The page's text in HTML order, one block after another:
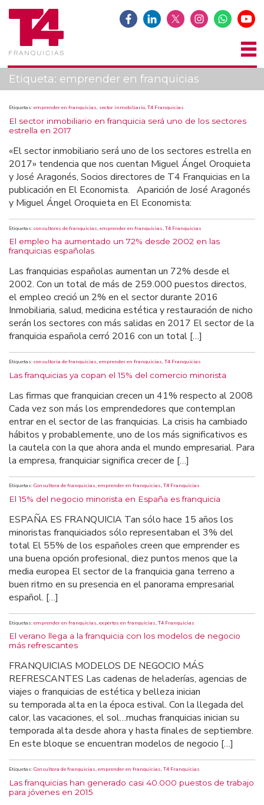
Etiqueta: emprender en franquicias
Etiquetas:emprender en franquicias, sector inmobiliario,T4 Franquicias
El sector inmobiliario en franquicia será uno de los sectores
estrella en 2017
«El sector inmobiliario será uno de los sectores estrella en
2017» tendencia que nos cuentan Miguel Ángel Oroquieta
y José Aragonés, Socios directores de T4 Franquicias en la
publicación en El Economista. Aparición de José Aragonés
y Miguel Ángel Oroquieta en El Economista:
Etiquetas:consultores de franquicias,emprender en franquicias,T4 Franquicias
El empleo ha aumentado un 72% desde 2002 en las
franquicias españolas
Las franquicias españolas aumentan un 72% desde el
2002. Con un total de más de 259.000 puestos directos,
el empleo creció un 2% en el sector durante 2016
Inmobiliaria, salud, medicina estética y restauración de nicho
serán los sectores con más salidas en 2017 El sector de la
franquicia española cerró 2016 con un total […]
Etiquetas:consultoria de franquicias,emprender en franquicias,T4 Franquicias
Las franquicias ya copan el 15% del comercio minorista
Las firmas que franquician crecen un 41% respecto al 2008
Cada vez son más los emprendedores que contemplan
entrar en el sector de las franquicias. La crisis ha cambiado
hábitos y probablemente, uno de los más significativos es
la cautela con la que ahora anda el mundo empresarial. Para
la empresa, franquiciar significa crecer de […]
Etiquetas:Consultora de franquicias,emprender en franquicias,T4 Franquicias
El 15% del negocio minorista en España es franquicia
ESPAÑA ES FRANQUICIA Tan sólo hace 15 años los
minoristas franquiciados sólo representaban el 3% del
total El 55% de los españoles creen que emprender es
una buena opción profesional, diez puntos menos que la
media europea El sector de la franquicia gana terreno a
buen ritmo en su presencia en el panorama empresarial
español. […]
Etiquetas:emprender en franquicias,expertos en franquicias,T4 Franquicias
El verano llega a la franquicia con los modelos de negocio
más refrescantes
FRANQUICIAS MODELOS DE NEGOCIO MÁS
REFRESCANTES Las cadenas de heladerías, agencias de
viajes o franquicias de estética y belleza inician
su temporada alta en la época estival. Con la llegada del
calor, las vacaciones, el sol…muchas franquicias inician su
temporada alta desde ahora y hasta finales de septiembre.
En este bloque se encuentran modelos de negocio […]
Etiquetas:Consultora de franquicias,emprender en franquicias,T4 Franquicias
Las franquicias han generado casi 40.000 puestos de trabajo
para jóvenes en 2015